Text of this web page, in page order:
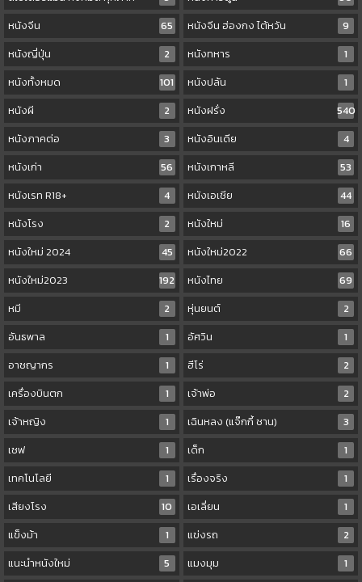
หนังจีน
65 หนังจีน ฮ่องกง ไต้หวัน
9
หนังญี่ปุ่น
2 หนังทหาร
1
หนังทั้งหมด
101 หนังปล้น
1
หนังผี
2 หนังฝรั่ง
540
หนังภาคต่อ
3 หนังอินเดีย
4
หนังเก่า
56 หนังเกาหลี
53
หนังเรท R18+
4 หนังเอเชีย
44
หนังโรง
2 หนังใหม่
16
หนังใหม่ 2024
45 หนังใหม่2022
66
หนังใหม่2023
192 หนังไทย
69
หมี
2 หุ่นยนต์
2
อันธพาล
1 อัศวิน
1
อาชญากร
1 ฮีโร่
2
เครื่องบินตก
1 เจ้าพ่อ
2
เจ้าหญิง
1 เฉินหลง (แจ๊กกี้ ชาน)
3
เชฟ
1 เด็ก
1
เทคโนโลยี
1 เรื่องจริง
1
เสียงโรง
10 เอเลี่ยน
1
แข็งม้า
1 แข่งรถ
2
แนะนำหนังใหม่
5 แมงมุม
1